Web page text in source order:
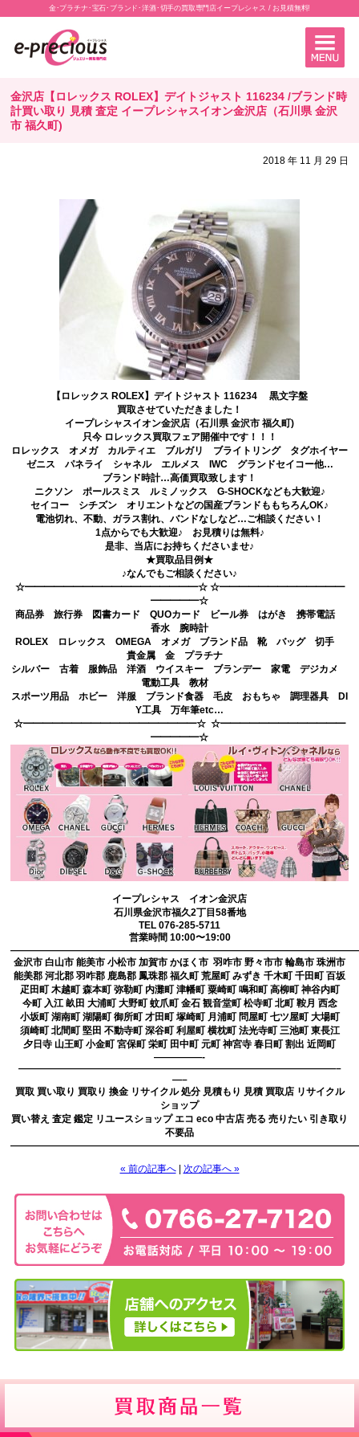
金･プラチナ･宝石･ブランド･洋酒･切手の買取専門店イープレシャス / お見積無料!
金沢店【ロレックス ROLEX】デイトジャスト 116234 /ブランド時
計買い取り 見積 査定 イープレシャスイオン金沢店（石川県 金沢
市 福久町)
2018 年 11 月 29 日
【ロレックス ROLEX】デイトジャスト 116234 黒文字盤
買取させていただきました！
イープレシャスイオン金沢店（石川県 金沢市 福久町)
只今 ロレックス買取フェア開催中です！！！
ロレックス オメガ カルティエ ブルガリ ブライトリング タグホイヤー
ゼニス パネライ シャネル エルメス IWC グランドセイコー他…
ブランド時計…高価買取致します！
ニクソン ポールスミス ルミノックス G-SHOCKなども大歓迎♪
セイコー シチズン オリエントなどの国産ブランドももちろんOK♪
電池切れ、不動、ガラス割れ、バンドなしなど…ご相談ください！
1点からでも大歓迎♪ お見積りは無料♪
是非、当店にお持ちくださいませ♪
★買取品目例★
♪なんでもご相談ください♪
☆━━━━━━━━━━━━━━━━━━☆ ☆━━━━━━━━━━━━━
━━━━━☆
商品券 旅行券 図書カード QUOカード ビール券 はがき 携帯電話
香水 腕時計
ROLEX ロレックス OMEGA オメガ ブランド品 靴 バッグ 切手
貴金属 金 プラチナ
シルバー 古着 服飾品 洋酒 ウイスキー ブランデー 家電 デジカメ
電動工具 教材
スポーツ用品 ホビー 洋服 ブランド食器 毛皮 おもちゃ 調理器具 DI
Y工具 万年筆etc…
☆━━━━━━━━━━━━━━━━━━☆ ☆━━━━━━━━━━━━━
━━━━━☆
イープレシャス イオン金沢店
石川県金沢市福久2丁目58番地
TEL 076-285-5711
営業時間 10:00〜19:00
金沢市 白山市 能美市 小松市 加賀市 かほく市 羽咋市 野々市市 輪島市 珠洲市
能美郡 河北郡 羽咋郡 鹿島郡 鳳珠郡 福久町 荒屋町 みずき 千木町 千田町 百坂
疋田町 木越町 森本町 弥勒町 内灘町 津幡町 粟崎町 鳴和町 高柳町 神谷内町
今町 入江 畝田 大浦町 大野町 蚊爪町 金石 観音堂町 松寺町 北町 鞍月 西念
小坂町 湖南町 湖陽町 御所町 才田町 塚崎町 月浦町 問屋町 七ツ屋町 大場町
須崎町 北間町 堅田 不動寺町 深谷町 利屋町 横枕町 法光寺町 三池町 東長江
夕日寺 山王町 小金町 宮保町 栄町 田中町 元町 神宮寺 春日町 割出 近岡町
—————-
—————————————————————————————————–
—–
買取 買い取り 買取り 換金 リサイクル 処分 見積もり 見積 買取店 リサイクル
ショップ
買い替え 査定 鑑定 リユースショップ エコ eco 中古店 売る 売りたい 引き取り
不要品
« 前の記事へ| 次の記事へ »